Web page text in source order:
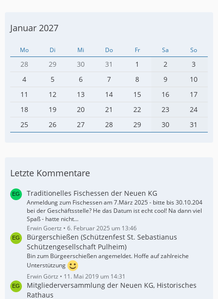
Januar 2027
Mo Di Mi Do Fr Sa So
28 29 30 31 1 2
3
4
5 6 7 8 9
10
11
12 13 14 15 16
17
18
19 20 21 22 23
24
25
26 27 28 29 30 31
Letzte Kommentare
Traditionelles Fischessen der Neuen KG
Anmeldung zum Fischessen am 7.März 2025 - bitte bis 30.10.204
bei der Geschäftsstelle? He das Datum ist echt cool! Na dann viel
Spaß - hatte nicht…
Erwin Goertz
6. Februar 2025 um 13:46
Bürgerschießen (Schützenfest St. Sebastianus
Schützengesellschaft Pulheim)
Bin zum Bürgeerschießen angemeldet. Hoffe auf zahlreiche
Unterstützung
Erwin Görtz
11. Mai 2019 um 14:31
Mitgliederversammlung der Neuen KG, Historisches
Rathaus